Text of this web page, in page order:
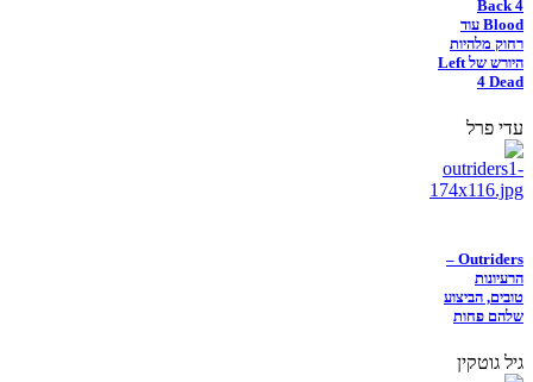
Back 4
Blood עוד
רחוק מלהיות
היורש של Left
4 Dead
עדי פרל
Outriders –
הרעיונות
טובים, הביצוע
שלהם פחות
גיל גוטקין